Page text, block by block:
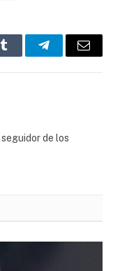
Tumblr TelegramEmail
de los